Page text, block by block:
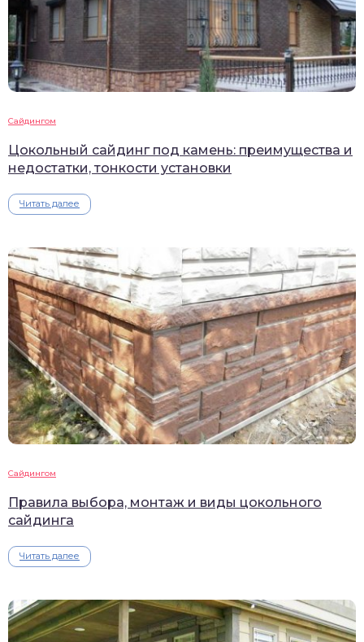
Сайдингом
Цокольный сайдинг под камень: преимущества и
недостатки, тонкости установки
Читать далее
Сайдингом
Правила выбора, монтаж и виды цокольного
сайдинга
Читать далее